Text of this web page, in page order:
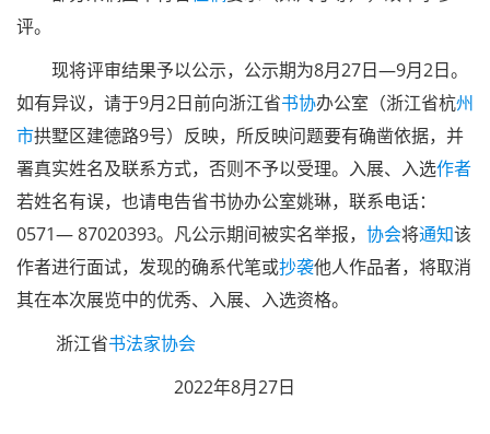
评。
现将评审结果予以公示，公示期为8月27日—9月2日。
如有异议，请于9月2日前向浙江省书协办公室（浙江省杭州
市拱墅区建德路9号）反映，所反映问题要有确凿依据，并
署真实姓名及联系方式，否则不予以受理。入展、入选作者
若姓名有误，也请电告省书协办公室姚琳，联系电话：
0571— 87020393。凡公示期间被实名举报， 协会将通知该
作者进行面试，发现的确系代笔或抄袭他人作品者，将取消
其在本次展览中的优秀、入展、入选资格。
浙江省书法家协会
2022年8月27日